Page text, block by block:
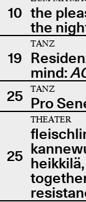
10 the
the
19
TANZ
mind:
25
TANZ
Pro
25
THEATER